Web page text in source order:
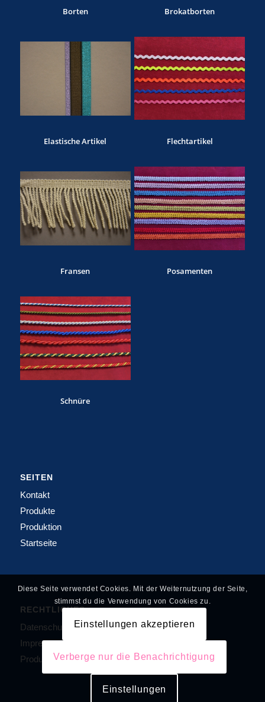
Borten Brokatborten
Elastische Artikel Flechtartikel
Fransen Posamenten
Schnüre
SEITEN
Kontakt
Produkte
Produktion
Startseite
RECHTLICHES
Datenschutzerklärung
Impressum
Produktion
Diese Seite verwendet Cookies. Mit der Weiternutzung der Seite,
stimmst du die Verwendung von Cookies zu.
Einstellungen akzeptieren
Verberge nur die Benachrichtigung
Einstellungen